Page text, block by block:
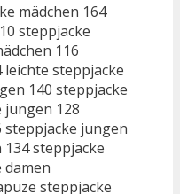
mädchen 164
steppjacke
116
steppjacke
140 steppjacke
jungen 128
jungen
steppjacke
damen
steppjacke